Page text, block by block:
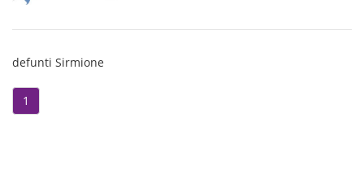
(Sirmione), partendo dalla casa
defunti Sirmione
1